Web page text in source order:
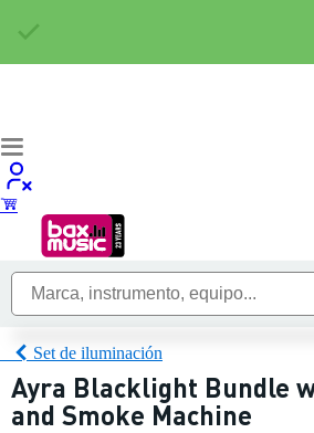
Set de iluminación
Ayra Blacklight Bundle
and Smoke Machine